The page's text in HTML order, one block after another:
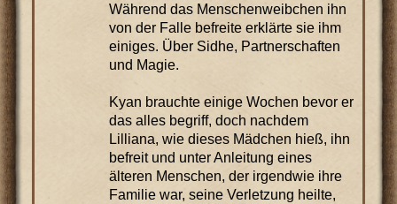
Während das Menschenweibchen ihn
von der Falle befreite erklärte sie ihm
einiges. Über Sidhe, Partnerschaften
und Magie.
Kyan brauchte einige Wochen bevor er
das alles begriff, doch nachdem
Lilliana, wie dieses Mädchen hieß, ihn
befreit und unter Anleitung eines
älteren Menschen, der irgendwie ihre
Familie war, seine Verletzung heilte,